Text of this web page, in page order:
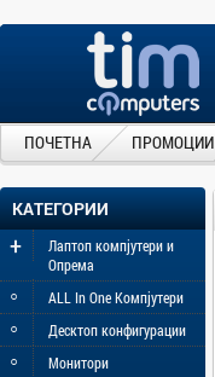
ПОЧЕТНА ПРОМОЦИИ
КАТЕГОРИИ
Лаптоп компјутери и
Опрема
+
ALL In One Компјутери
◦
Десктоп конфигурации
◦
Монитори
◦